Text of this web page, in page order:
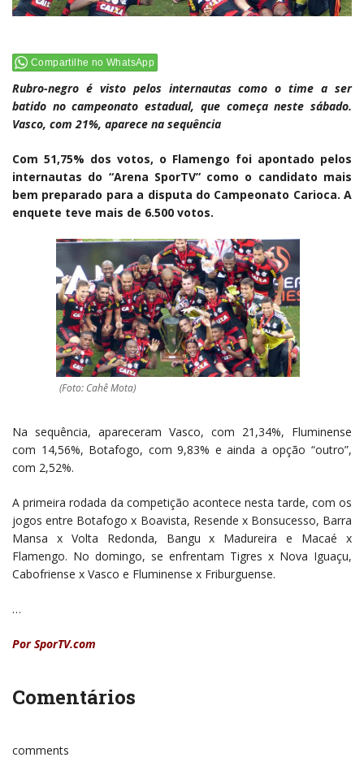
Compartilhe no WhatsApp
Rubro-negro é visto pelos internautas como o time a ser
batido no campeonato estadual, que começa neste sábado.
Vasco, com 21%, aparece na sequência
Com 51,75% dos votos, o Flamengo foi apontado pelos
internautas do “Arena SporTV” como o candidato mais
bem preparado para a disputa do Campeonato Carioca. A
enquete teve mais de 6.500 votos.
(Foto: Cahê Mota)
Na sequência, apareceram Vasco, com 21,34%, Fluminense
com 14,56%, Botafogo, com 9,83% e ainda a opção “outro”,
com 2,52%.
A primeira rodada da competição acontece nesta tarde, com os
jogos entre Botafogo x Boavista, Resende x Bonsucesso, Barra
Mansa x Volta Redonda, Bangu x Madureira e Macaé x
Flamengo. No domingo, se enfrentam Tigres x Nova Iguaçu,
Cabofriense x Vasco e Fluminense x Friburguense.
…
Por SporTV.com
Comentários
comments